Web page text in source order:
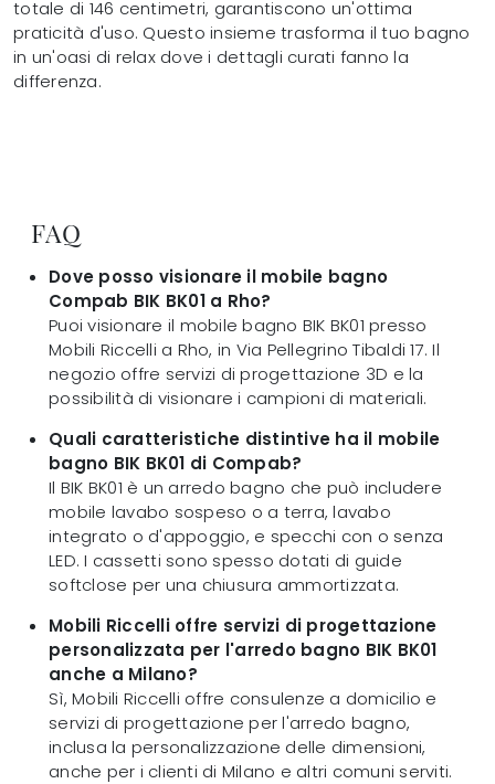
totale di 146 centimetri, garantiscono un'ottima
praticità d'uso. Questo insieme trasforma il tuo bagno
in un'oasi di relax dove i dettagli curati fanno la
differenza.
FAQ
Dove posso visionare il mobile bagno
Compab BIK BK01 a Rho?
Puoi visionare il mobile bagno BIK BK01 presso
Mobili Riccelli a Rho, in Via Pellegrino Tibaldi 17. Il
negozio offre servizi di progettazione 3D e la
possibilità di visionare i campioni di materiali.
Quali caratteristiche distintive ha il mobile
bagno BIK BK01 di Compab?
Il BIK BK01 è un arredo bagno che può includere
mobile lavabo sospeso o a terra, lavabo
integrato o d'appoggio, e specchi con o senza
LED. I cassetti sono spesso dotati di guide
softclose per una chiusura ammortizzata.
Mobili Riccelli offre servizi di progettazione
personalizzata per l'arredo bagno BIK BK01
anche a Milano?
Sì, Mobili Riccelli offre consulenze a domicilio e
servizi di progettazione per l'arredo bagno,
inclusa la personalizzazione delle dimensioni,
anche per i clienti di Milano e altri comuni serviti.